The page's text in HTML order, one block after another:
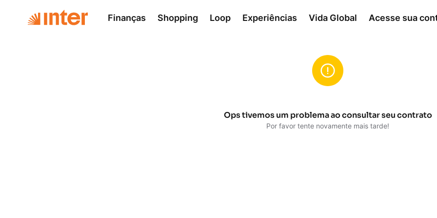
Finanças Shopping Loop Experiências Vida Global Acesse sua
Ops tivemos um problema ao consultar seu contrato
Por favor tente novamente mais tarde!